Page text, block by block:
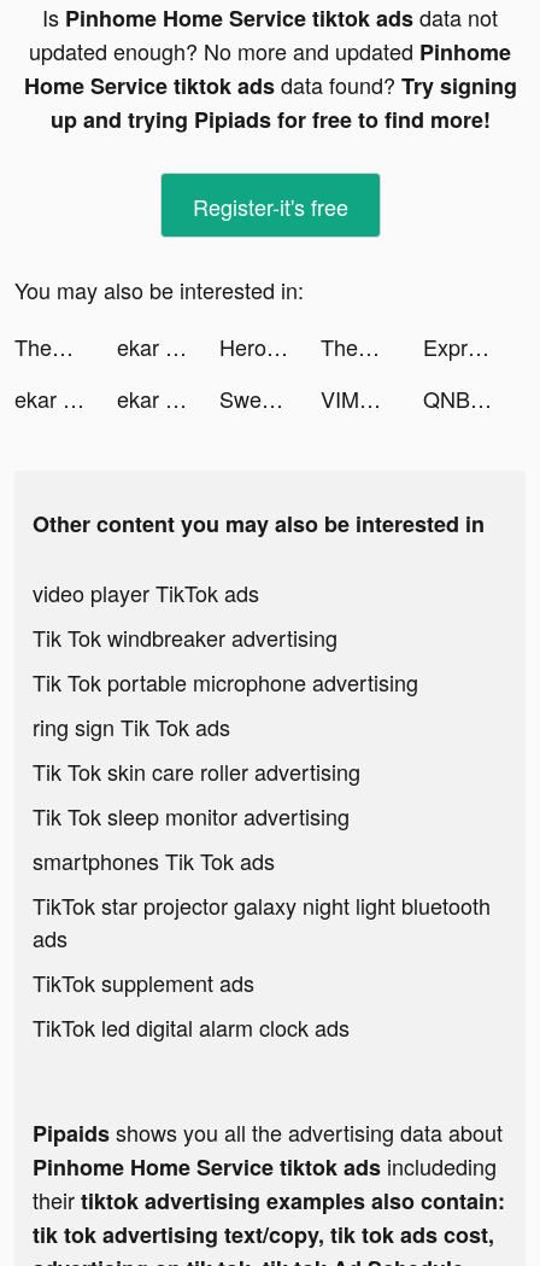
Is Pinhome Home Service tiktok adsdata not
updated enough? No more and updated Pinhome
Home Service tiktok adsdata found? Try signing
up and trying Pipiads for free to find more!
Register-it's free
You may also be interested in:
Theme Park Fun 3D! tiktok ads
ekar tiktok ads Hero Wars - Fantasy idle RPG tiktok ads Theme Park Fun 3D! tiktok ads
Express Editor Pro tiktok ads
ekar tiktok ads
ekar tiktok ads Sweatcoin Walking Step Counter tiktok ads VIMAGE photo filtre animation tiktok ads QNB Finansbank tiktok ads
Other content you may also be interested in
video player TikTok ads
Tik Tok windbreaker advertising
Tik Tok portable microphone advertising
ring sign Tik Tok ads
Tik Tok skin care roller advertising
Tik Tok sleep monitor advertising
smartphones Tik Tok ads
TikTok star projector galaxy night light bluetooth
ads
TikTok supplement ads
TikTok led digital alarm clock ads
Pipaidsshows you all the advertising data about
Pinhome Home Service tiktok ads includeding
theirtiktok advertising examples also contain:
tik tok advertising text/copy, tik tok ads cost,